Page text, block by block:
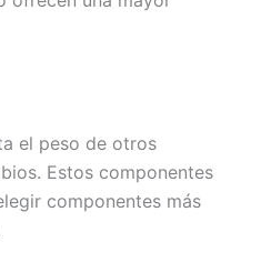
el peso de otros
Estos componentes
componentes más